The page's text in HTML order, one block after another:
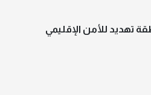
تهديد للأمن الإقليمي